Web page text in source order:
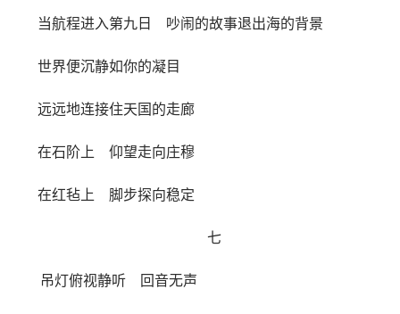
当航程进入第九日 吵闹的故事退出海的背景
世界便沉静如你的凝目
远远地连接住天国的走廊
在石阶上 仰望走向庄穆
在红毡上 脚步探向稳定
七
吊灯俯视静听 回音无声